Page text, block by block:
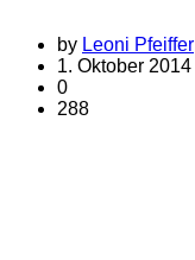
by Leoni Pfeiffer
1. Oktober 2014
0
288